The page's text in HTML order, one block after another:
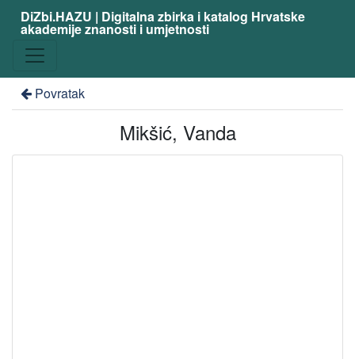
DiZbi.HAZU | Digitalna zbirka i katalog Hrvatske
akademije znanosti i umjetnosti
Povratak
Mikšić, Vanda